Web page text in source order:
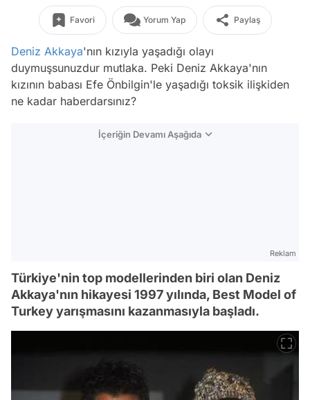
Favori Yorum Yap Paylaş
Deniz Akkaya'nın kızıyla yaşadığı olayı
duymuşsunuzdur mutlaka. Peki Deniz Akkaya'nın
kızının babası Efe Önbilgin'le yaşadığı toksik ilişkiden
ne kadar haberdarsınız?
İçeriğin Devamı Aşağıda
Reklam
Türkiye'nin top modellerinden biri olan Deniz
Akkaya'nın hikayesi 1997 yılında, Best Model of
Turkey yarışmasını kazanmasıyla başladı.